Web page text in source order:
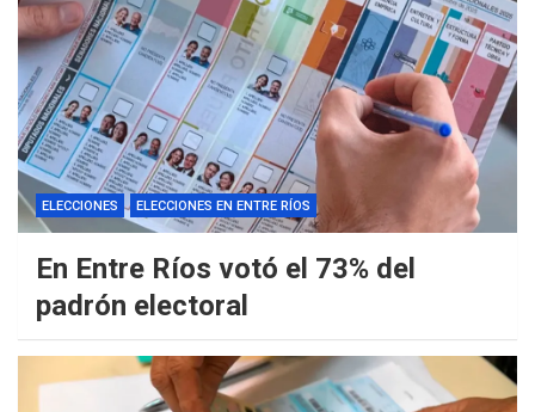
ELECCIONES ELECCIONES EN ENTRE RÍOS
En Entre Ríos votó el 73% del
padrón electoral